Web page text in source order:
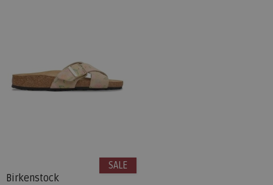
Birkenstock
SALE